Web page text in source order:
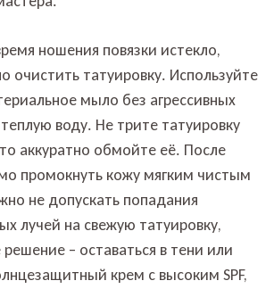
ношения повязки истекло,
очистить татуировку. Используйте
мыло без агрессивных
воду. Не трите татуировку
аккуратно обмойте её. После
промокнуть кожу мягким чистым
не допускать попадания
лучей на свежую татуировку,
– оставаться в тени или
крем с высоким SPF,